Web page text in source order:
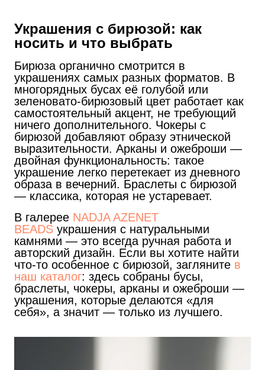
Украшения с бирюзой: как
носить и что выбрать
Бирюза органично смотрится в
украшениях самых разных форматов. В
многорядных бусах её голубой или
зеленовато-бирюзовый цвет работает как
самостоятельный акцент, не требующий
ничего дополнительного. Чокеры с
бирюзой добавляют образу этнической
выразительности. Арканы и ожеброши —
двойная функциональность: такое
украшение легко перетекает из дневного
образа в вечерний. Браслеты с бирюзой
— классика, которая не устаревает.
В галерее NADJA AZENET
BEADS украшения с натуральными
камнями — это всегда ручная работа и
авторский дизайн. Если вы хотите найти
что-то особенное с бирюзой, загляните в
наш каталог: здесь собраны бусы,
браслеты, чокеры, арканы и ожеброши —
украшения, которые делаются «для
себя», а значит — только из лучшего.